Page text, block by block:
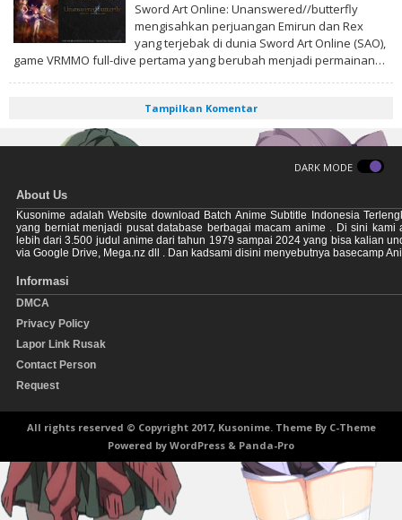
Sword Art Online: Unanswered//butterfly
mengisahkan perjuangan Emirun dan Rex
yang terjebak di dunia Sword Art Online (SAO),
game VRMMO full-dive pertama yang berubah menjadi permainan…
Tampilkan Komentar
DARK MODE
About Us
Kusonime adalah Website download Batch Anime Subtitle Indonesia
yang berniat menjadi pusat database berbagai macam anime . Di sini kami
lebih dari 3.500 judul anime dari tahun 1979 sampai 2024 yang bisa kalian
via Google Drive, Mega.nz dll . Dan kadsami disini menyebutnya basecamp
Informasi
DMCA
Privacy Policy
Lapor Link Rusak
Contact Person
Request
All rights reserved © Copyright 2017, Kusonime. Theme By C-Theme
Powered by WordPress & Panda-Pro